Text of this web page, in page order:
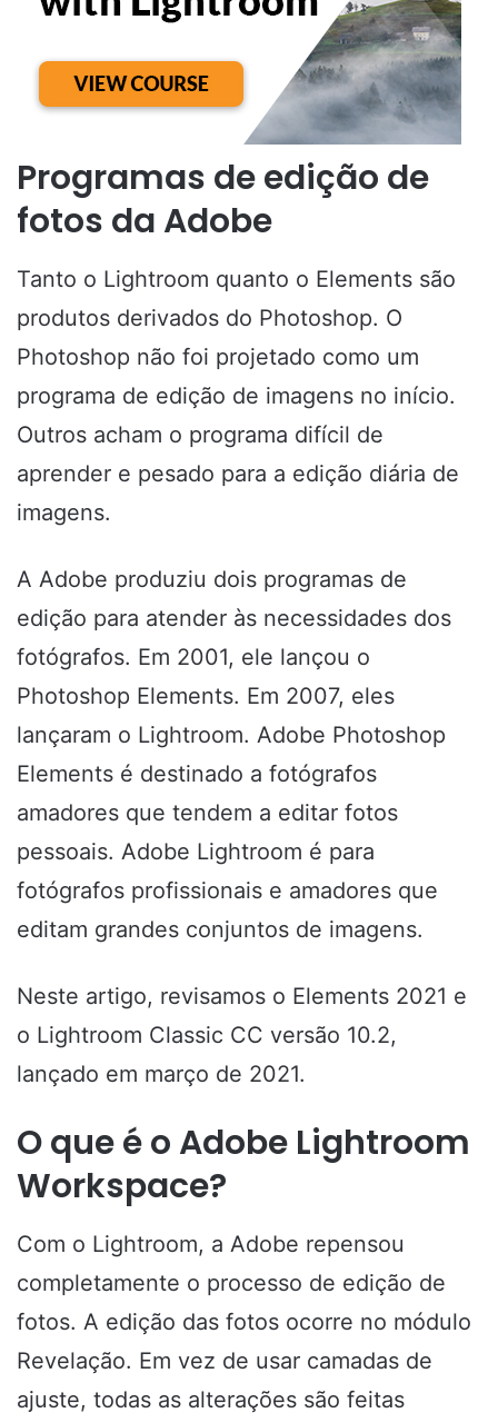
Programas de edição de
fotos da Adobe
Tanto o Lightroom quanto o Elements são
produtos derivados do Photoshop. O
Photoshop não foi projetado como um
programa de edição de imagens no início.
Outros acham o programa difícil de
aprender e pesado para a edição diária de
imagens.
A Adobe produziu dois programas de
edição para atender às necessidades dos
fotógrafos. Em 2001, ele lançou o
Photoshop Elements. Em 2007, eles
lançaram o Lightroom. Adobe Photoshop
Elements é destinado a fotógrafos
amadores que tendem a editar fotos
pessoais. Adobe Lightroom é para
fotógrafos profissionais e amadores que
editam grandes conjuntos de imagens.
Neste artigo, revisamos o Elements 2021 e
o Lightroom Classic CC versão 10.2,
lançado em março de 2021.
O que é o Adobe Lightroom
Workspace?
Com o Lightroom, a Adobe repensou
completamente o processo de edição de
fotos. A edição das fotos ocorre no módulo
Revelação. Em vez de usar camadas de
ajuste, todas as alterações são feitas